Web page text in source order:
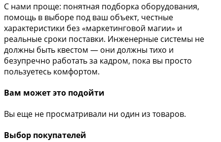
С нами проще: понятная подборка оборудования,
помощь в выборе под ваш объект, честные
характеристики без «маркетинговой магии» и
реальные сроки поставки. Инженерные системы не
должны быть квестом — они должны тихо и
безупречно работать за кадром, пока вы просто
пользуетесь комфортом.
Вам может это подойти
Вы еще не просматривали ни один из товаров.
Выбор покупателей